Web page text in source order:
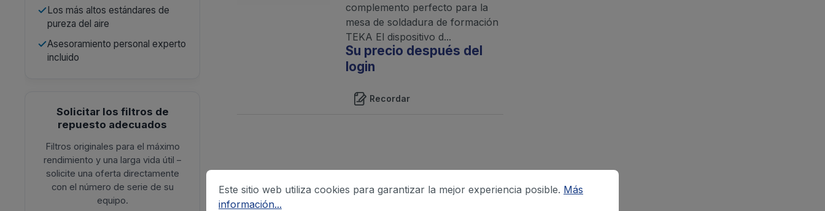
Los más altos estándares de
pureza del aire
Asesoramiento personal experto
incluido
Solicitar los filtros de
repuesto adecuados
Filtros originales para el máximo
rendimiento y una larga vida útil –
solicite una oferta directamente
con el número de serie de su
equipo.
complemento perfecto para la
mesa de soldadura de formación
TEKA El dispositivo d...
Su precio después del
login
Recordar
Este sitio web utiliza cookies para garantizar la mejor experiencia posible. Más
información...